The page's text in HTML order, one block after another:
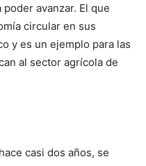
avanzar. El que
circular en sus
y es un ejemplo para las
al sector agrícola de
casi dos años, se